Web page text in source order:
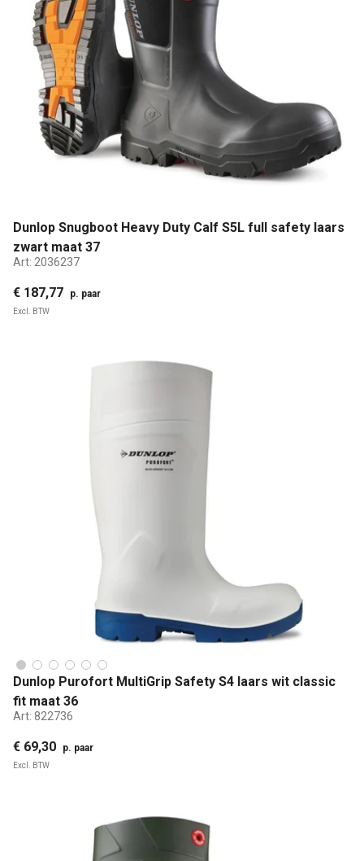
Dunlop Snugboot Heavy Duty Calf S5L full safety laars
zwart maat 37
Art: 2036237
€ 187,77 p. paar
Excl. BTW
Dunlop Purofort MultiGrip Safety S4 laars wit classic
fit maat 36
Art: 822736
€ 69,30 p. paar
Excl. BTW